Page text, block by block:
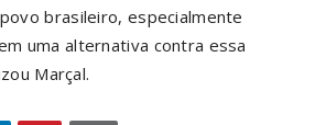
brasileiro, especialmente
uma alternativa contra essa
Marçal.